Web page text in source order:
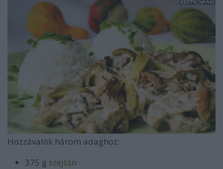
Hozzávalók három adaghoz:
375 g szejtán